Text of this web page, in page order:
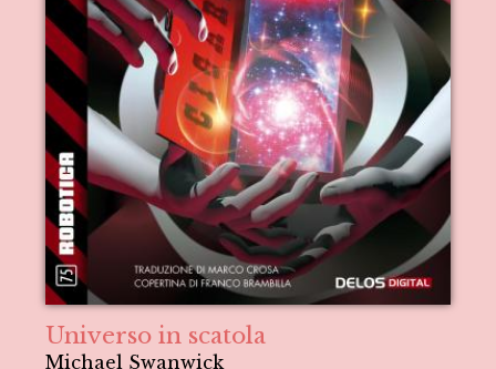
Universo in scatola
Michael Swanwick